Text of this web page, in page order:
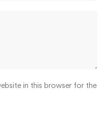
in this browser for the